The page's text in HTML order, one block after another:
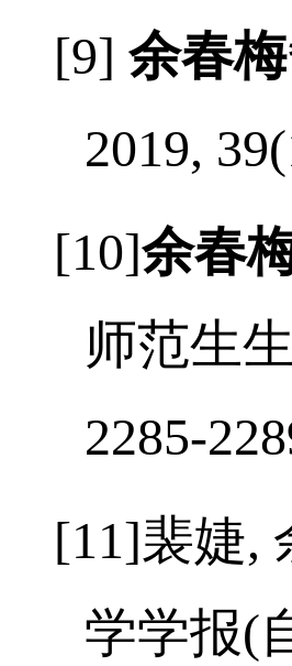
[10]余春
师范生
2285-
[11]裴婕,